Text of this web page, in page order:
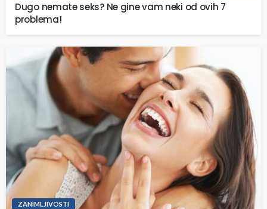
Dugo nemate seks? Ne gine vam neki od ovih 7
problema!
ZANIMLJIVOSTI